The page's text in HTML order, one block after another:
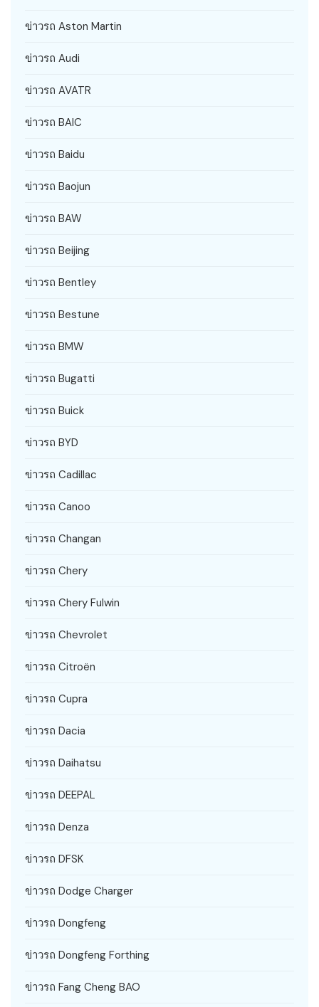
ข่าวรถ Aston Martin
ข่าวรถ Audi
ข่าวรถ AVATR
ข่าวรถ BAIC
ข่าวรถ Baidu
ข่าวรถ Baojun
ข่าวรถ BAW
ข่าวรถ Beijing
ข่าวรถ Bentley
ข่าวรถ Bestune
ข่าวรถ BMW
ข่าวรถ Bugatti
ข่าวรถ Buick
ข่าวรถ BYD
ข่าวรถ Cadillac
ข่าวรถ Canoo
ข่าวรถ Changan
ข่าวรถ Chery
ข่าวรถ Chery Fulwin
ข่าวรถ Chevrolet
ข่าวรถ Citroën
ข่าวรถ Cupra
ข่าวรถ Dacia
ข่าวรถ Daihatsu
ข่าวรถ DEEPAL
ข่าวรถ Denza
ข่าวรถ DFSK
ข่าวรถ Dodge Charger
ข่าวรถ Dongfeng
ข่าวรถ Dongfeng Forthing
ข่าวรถ Fang Cheng BAO